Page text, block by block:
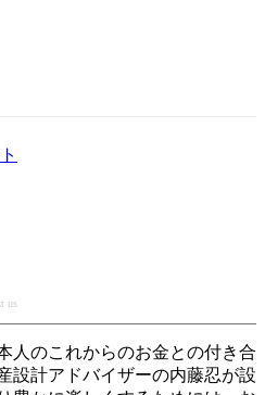
us
人のこれからのお金との付き合
設計アドバイザーの内藤忍が設